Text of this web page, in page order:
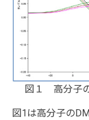
図１ 高分子
図1は高分子の